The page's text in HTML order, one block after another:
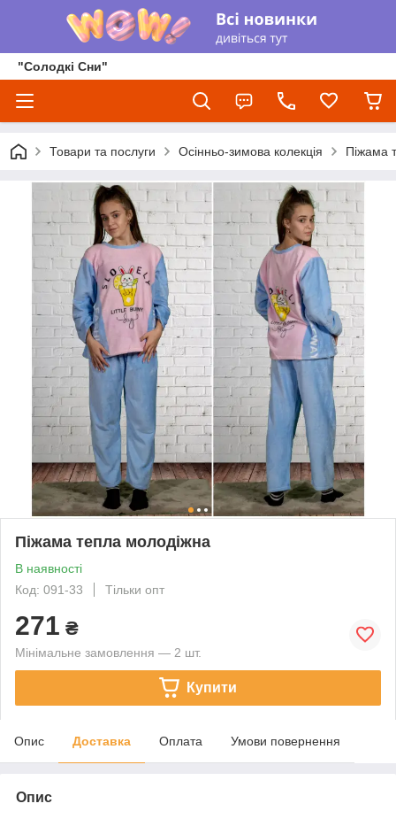
"Солодкі Сни"
Товари та послуги Осінньо-зимова колекція Піжама
Піжама тепла молодіжна
В наявності
Код: 091-33
Тільки опт
271 ₴
Мінімальне замовлення — 2 шт.
Купити
Опис Доставка Оплата Умови повернення
Опис